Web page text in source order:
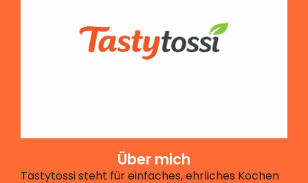
Über mich
Tastytossi steht für einfaches, ehrliches Kochen